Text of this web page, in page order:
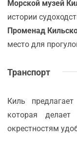
Морской музей
истории
Променад
место для
Транспорт
Киль
которая
окрестностям